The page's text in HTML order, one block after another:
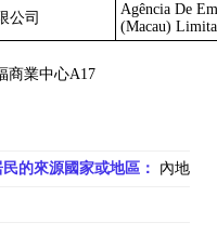
公司
Agência De
(Macau)
商業中心A17
的來源國家或地區： 內地